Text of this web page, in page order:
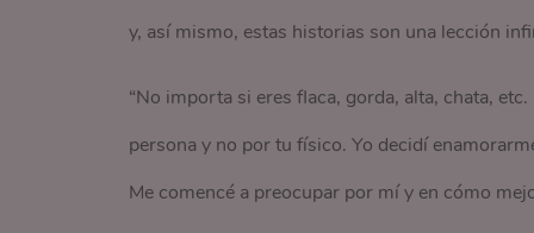
y, así mismo, estas historias son una lección
“No importa si eres flaca, gorda, alta, chata,
persona y no por tu físico. Yo decidí
Me comencé a preocupar por mí y en cómo